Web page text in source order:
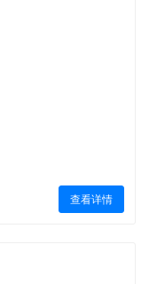
查看详情